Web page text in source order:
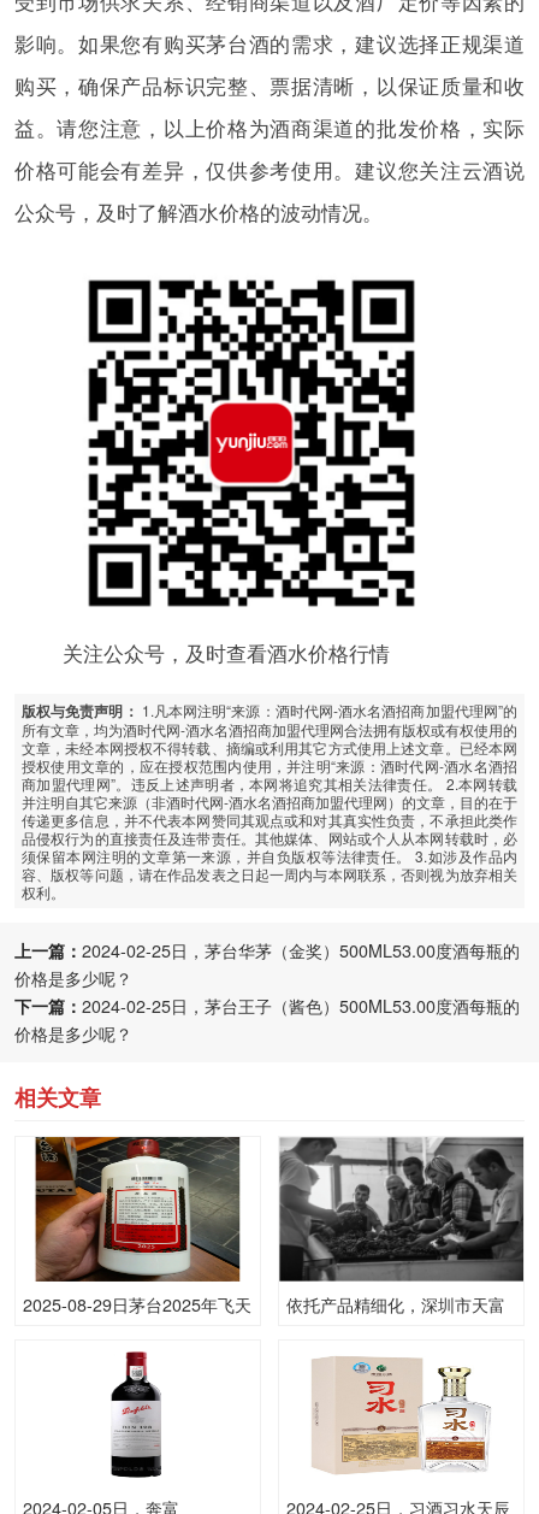
影响。如果您有购买茅台酒的需求，建议选择正规渠道
购买，确保产品标识完整、票据清晰，以保证质量和收
益。请您注意，以上价格为酒商渠道的批发价格，实际
价格可能会有差异，仅供参考使用。建议您关注云酒说
公众号，及时了解酒水价格的波动情况。
关注公众号，及时查看酒水价格行情
版权与免责声明： 1.凡本网注明“来源：酒时代网-酒水名酒招商加盟代理网”的
所有文章，均为酒时代网-酒水名酒招商加盟代理网合法拥有版权或有权使用的
文章，未经本网授权不得转载、摘编或利用其它方式使用上述文章。已经本网
授权使用文章的，应在授权范围内使用，并注明“来源：酒时代网-酒水名酒招
商加盟代理网”。违反上述声明者，本网将追究其相关法律责任。 2.本网转载
并注明自其它来源（非酒时代网-酒水名酒招商加盟代理网）的文章，目的在于
传递更多信息，并不代表本网赞同其观点或和对其真实性负责，不承担此类作
品侵权行为的直接责任及连带责任。其他媒体、网站或个人从本网转载时，必
须保留本网注明的文章第一来源，并自负版权等法律责任。 3.如涉及作品内
容、版权等问题，请在作品发表之日起一周内与本网联系，否则视为放弃相关
权利。
上一篇： 2024-02-25日，茅台华茅（金奖）500ML53.00度酒每瓶的
价格是多少呢？
下一篇： 2024-02-25日，茅台王子（酱色）500ML53.00度酒每瓶的
价格是多少呢？
相关文章
2025-08-29日茅台2025年飞天
瓶，下跌 15元
依托产品精细化，深圳市天富
2024-02-05日，奔富 2024-02-25日，习酒习水天辰